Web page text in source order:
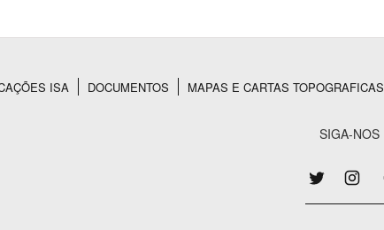
ISA DOCUMENTOS MAPAS E CARTAS TOPOGRAFICAS
SIGA-NOS